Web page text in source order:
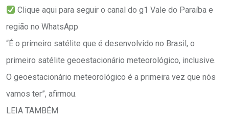
Clique aqui para seguir o canal do g1 Vale do Paraíba e
região no WhatsApp
“É o primeiro satélite que é desenvolvido no Brasil, o
primeiro satélite geoestacionário meteorológico, inclusive.
O geoestacionário meteorológico é a primeira vez que nós
vamos ter”, afirmou.
LEIA TAMBÉM